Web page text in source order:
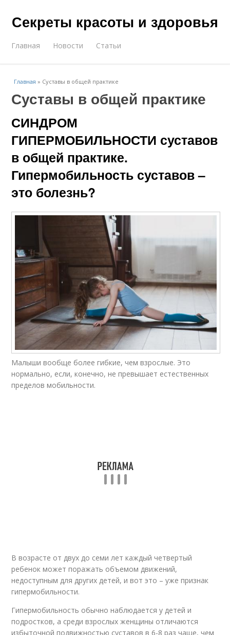
Секреты красоты и здоровья
Главная Новости Статьи
Главная » Суставы в общей практике
Суставы в общей практике
СИНДРОМ
ГИПЕРМОБИЛЬНОСТИ суставов
в общей практике.
Гипермобильность суставов –
это болезнь?
Малыши вообще более гибкие, чем взрослые. Это
нормально, если, конечно, не превышает естественных
пределов мобильности.
В возрасте от двух до семи лет каждый четвертый
ребенок может поражать объемом движений,
недоступным для других детей, и вот это – уже признак
гипермобильности.
Гипермобильность обычно наблюдается у детей и
подростков, а среди взрослых женщины отличаются
избыточной подвижностью суставов в 6-8 раз чаще, чем